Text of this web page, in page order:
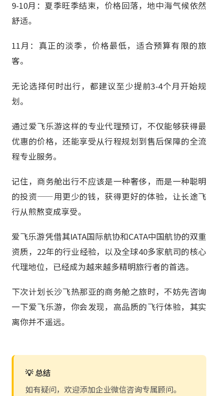
9-10月：夏季旺季结束，价格回落，地中海气候依然
舒适。
11月：真正的淡季，价格最低，适合预算有限的旅
客。
无论选择何时出行，都建议至少提前3-4个月开始规
划。
通过爱飞乐游这样的专业代理预订，不仅能够获得最
优惠的价格，还能享受从行程规划到售后保障的全流
程专业服务。
记住，商务舱出行不应该是一种奢侈，而是一种聪明
的投资——用更少的钱，获得更好的体验，让长途飞
行从煎熬变成享受。
爱飞乐游凭借其IATA国际航协和CATA中国航协的双重
资质，22年的行业经验，以及全球40多家航司的核心
代理地位，已经成为越来越多精明旅行者的首选。
下次计划长沙飞热那亚的商务舱之旅时，不妨先咨询
一下爱飞乐游，你会发现，高品质的飞行体验，其实
离你并不遥远。
💡 总结
如有疑问，欢迎添加企业微信咨询专属顾问。